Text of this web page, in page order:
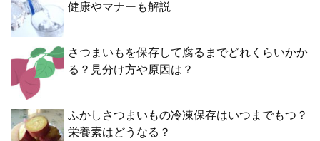
健康やマナーも解説
さつまいもを保存して腐るまでどれくらいかか
る？見分け方や原因は？
ふかしさつまいもの冷凍保存はいつまでもつ？
栄養素はどうなる？